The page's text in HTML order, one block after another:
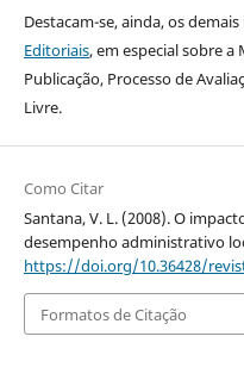
Destacam-se, ainda, os
Editoriais, em especial sobre a
Publicação, Processo de
Livre.
Como Citar
Santana, V. L. (2008). O
desempenho administrativo
https://doi.org/10.36428/
Formatos de Citação